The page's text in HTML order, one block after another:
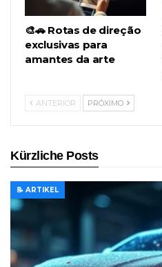
🎨🚗 Rotas de direção
exclusivas para
amantes da arte
ANTERIOR PRÓXIMO
Kürzliche Posts
📝 ARTIKEL